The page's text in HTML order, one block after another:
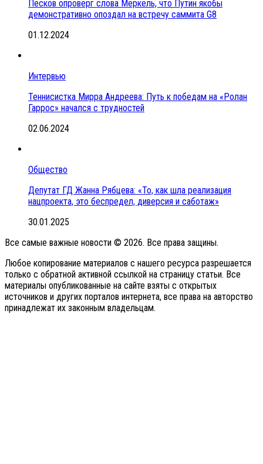
Песков опроверг слова Меркель, что Путин якобы
демонстративно опоздал на встречу саммита G8
01.12.2024
Интервью
Теннисистка Мирра Андреева: Путь к победам на «Ролан
Гаррос» начался с трудностей
02.06.2024
Общество
Депутат ГД Жанна Рябцева: «То, как шла реализация
нацпроекта, это беспредел, диверсия и саботаж»
30.01.2025
Все самые важные новости © 2026. Все права защины.
Любое копирование материалов с нашего ресурса разрешается
только с обратной активной ссылкой на страницу статьи. Все
материалы опубликованные на сайте взяты с открытых
источников и других порталов интернета, все права на авторство
принадлежат их законным владельцам.